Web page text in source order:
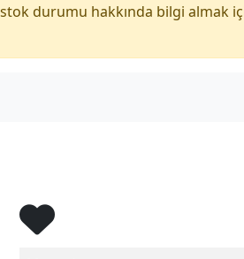
durumu hakkında bilgi almak